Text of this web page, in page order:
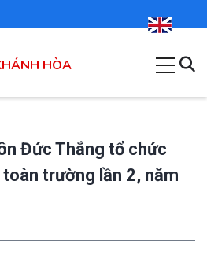
HÒA
Đức Thắng tổ chức
trường lần 2, năm